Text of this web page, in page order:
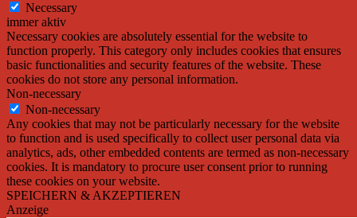
Necessary
immer aktiv
Necessary cookies are absolutely essential for the website to
function properly. This category only includes cookies that ensures
basic functionalities and security features of the website. These
cookies do not store any personal information.
Non-necessary
Non-necessary
Any cookies that may not be particularly necessary for the website
to function and is used specifically to collect user personal data via
analytics, ads, other embedded contents are termed as non-necessary
cookies. It is mandatory to procure user consent prior to running
these cookies on your website.
SPEICHERN & AKZEPTIEREN
Anzeige